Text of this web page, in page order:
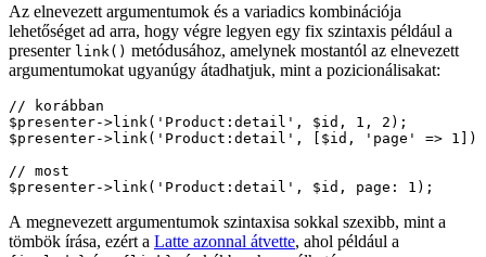
Az elnevezett argumentumok és a variadics kombinációja
lehetőséget ad arra, hogy végre legyen egy fix szintaxis például a
presenter link() metódusához, amelynek mostantól az elnevezett
argumentumokat ugyanúgy átadhatjuk, mint a pozicionálisakat:
// korábban
$presenter->link('Product:detail', $id, 1, 2);
$presenter->link('Product:detail', [$id, 'page' =>
// most
A megnevezett argumentumok szintaxisa sokkal szexibb, mint a
tömbök írása, ezért a Latte azonnal átvette, ahol például a